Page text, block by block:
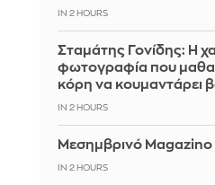
IN 2 HOURS
Σταμάτης Γονίδης: Η
φωτογραφία που
κόρη να κουμαντάρει
IN 2 HOURS
Μεσημβρινό
IN 2 HOURS